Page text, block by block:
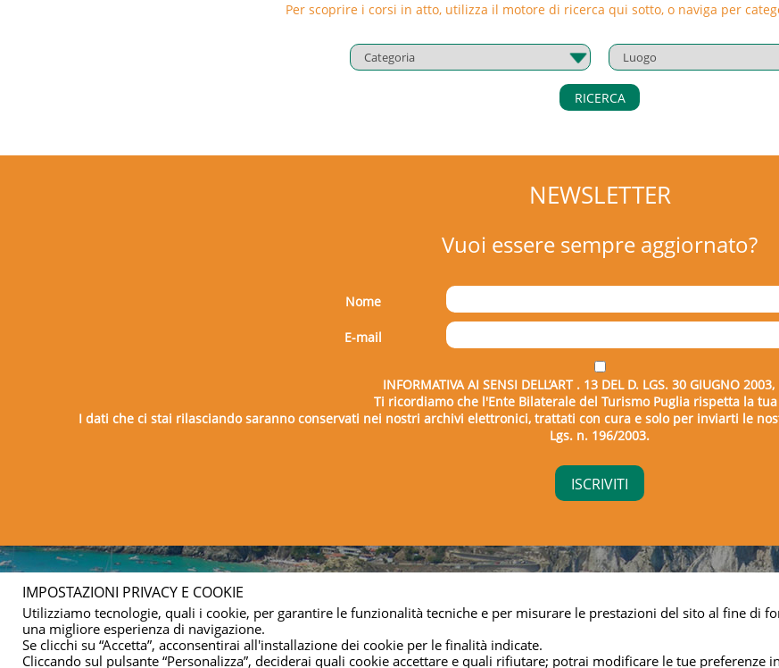
Per scoprire i corsi in atto, utilizza il motore di ricerca qui sotto, o naviga per
RICERCA
NEWSLETTER
Vuoi essere sempre aggiornato?
Nome
E-mail
INFORMATIVA AI SENSI DELL’ART . 13 DEL D. LGS. 30 GIUGNO
Ti ricordiamo che l'Ente Bilaterale del Turismo Puglia rispetta la
I dati che ci stai rilasciando saranno conservati nei nostri archivi elettronici, trattati con cura e solo per inviarti le
Lgs. n. 196/2003.
Privacy & cookie
IMPOSTAZIONI PRIVACY E COOKIE
Utilizziamo tecnologie, quali i cookie, per garantire le funzionalità tecniche e per misurare le prestazioni del sito al fine di
una migliore esperienza di navigazione.
Se clicchi su “Accetta”, acconsentirai all'installazione dei cookie per le finalità indicate.
Cliccando sul pulsante “Personalizza”, deciderai quali cookie accettare e quali rifiutare; potrai modificare le tue preferenze in